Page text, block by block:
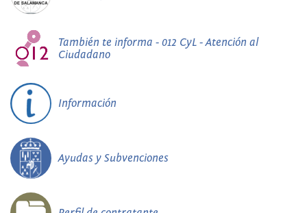
También te informa - 012 CyL - Atención al
Ciudadano
Información
Ayudas y Subvenciones